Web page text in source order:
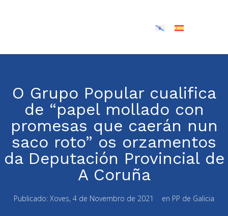
O Grupo Popular cualifica
de “papel mollado con
promesas que caerán nun
saco roto” os orzamentos
da Deputación Provincial de
A Coruña
Publicado: Xoves, 4 de Novembro de 2021 en PP de Galicia